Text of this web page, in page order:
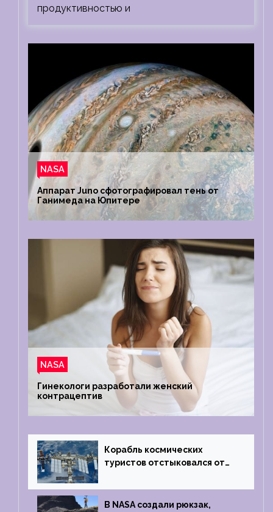
продуктивностью и
NASA
Аппарат Juno сфотографировал тень от
Ганимеда на Юпитере
NASA
Гинекологи разработали женский
контрацептив
Корабль космических
туристов отстыковался от
на Землю
В NASA создали рюкзак,